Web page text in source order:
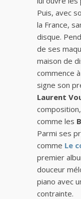
Puis, avec
la France,
disque.
de ses
maison de
commence
signe son
Laurent
comme les
Parmi ses
comme Le
premier
douceur
piano avec
contrainte.